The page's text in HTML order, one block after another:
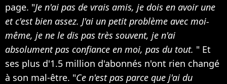
page. "Je n'ai pas de vrais amis, je dois en avoir une
et c'est bien assez. J'ai un petit problème avec moi-
même, je ne le dis pas très souvent, je n'ai
absolument pas confiance en moi, pas du tout. " Et
ses plus d'1.5 million d'abonnés n'ont rien changé
à son mal-être. "Ce n'est pas parce que j'ai du